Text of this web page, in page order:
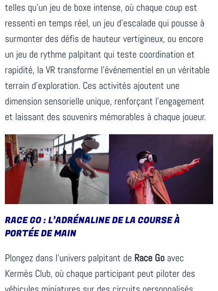
telles qu’un jeu de boxe intense, où chaque coup est
ressenti en temps réel, un jeu d’escalade qui pousse à
surmonter des défis de hauteur vertigineux, ou encore
un jeu de rythme palpitant qui teste coordination et
rapidité, la VR transforme l’événementiel en un véritable
terrain d’exploration. Ces activités ajoutent une
dimension sensorielle unique, renforçant l’engagement
et laissant des souvenirs mémorables à chaque joueur.
RACE GO : L’ADRÉNALINE DE LA COURSE À
PORTÉE DE MAIN
Plongez dans l’univers palpitant de Race Go avec
Kermès Club, où chaque participant peut piloter des